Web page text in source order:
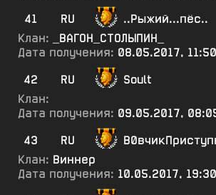
41
RU
..Рыжий...пёс..
Клан:
_ВАГОН_СТОЛЫПИН_
Дата получения: 08.05.2017,
42
RU
Soult
Клан:
Дата получения: 09.05.2017,
43
RU
Клан: Виннер
Дата получения: 10.05.2017,